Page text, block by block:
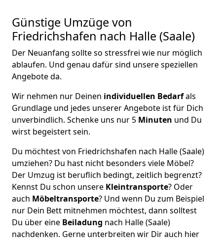
Günstige Umzüge von
Friedrichshafen nach Halle (Saale)
Der Neuanfang sollte so stressfrei wie nur möglich
ablaufen. Und genau dafür sind unsere speziellen
Angebote da.
Wir nehmen nur Deinen individuellen Bedarfals
Grundlage und jedes unserer Angebote ist für Dich
unverbindlich. Schenke uns nur 5 Minuten und Du
wirst begeistert sein.
Du möchtest von Friedrichshafen nach Halle (Saale)
umziehen? Du hast nicht besonders viele Möbel?
Der Umzug ist beruflich bedingt, zeitlich begrenzt?
Kennst Du schon unsere Kleintransporte? Oder
auch Möbeltransporte? Und wenn Du zum Beispiel
nur Dein Bett mitnehmen möchtest, dann solltest
Du über eine Beiladung nach Halle (Saale)
nachdenken. Gerne unterbreiten wir Dir auch hier